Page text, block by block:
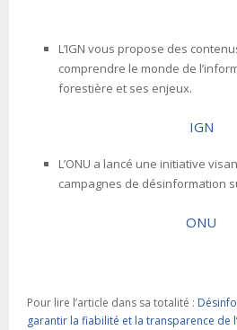
L’IGN vous propose des
comprendre le monde de
forestière et ses enjeux.
IGN
L’ONU a lancé une initiative
campagnes de désinformation
ONU
Pour lire l’article dans sa totalité :
garantir la fiabilité et la transparence de